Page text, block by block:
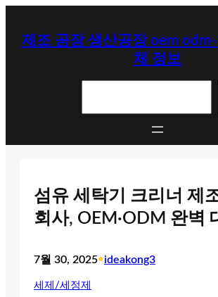
제조 공장 생산공장 oem
체 정보
섬유 세탁기 크리너 제
회사, OEM·ODM 완벽
7월 30, 2025•ideakong3
세제/세정제